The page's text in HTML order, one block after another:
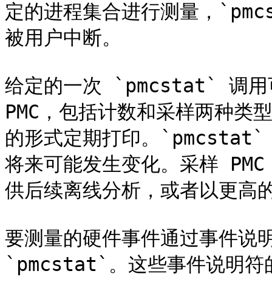
定的进程集合进行测量，
被用户中断。
给定的一次 `pmcstat` 调用
PMC，包括计数和采样两种类
的形式定期打印。`pmcstat`
将来可能发生变化。采样
供后续离线分析，或者以更高
要测量的硬件事件通过事件
`pmcstat`。这些事件说明符